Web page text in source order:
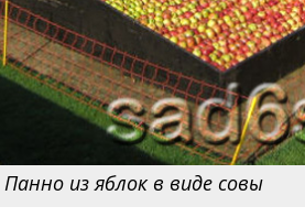
Панно из яблок в виде совы